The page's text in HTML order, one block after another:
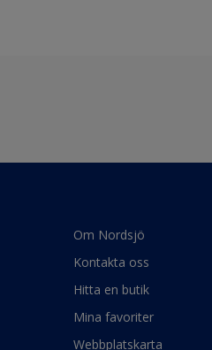
Om Nordsjö
Kontakta oss
Hitta en butik
Mina favoriter
Webbplatskarta